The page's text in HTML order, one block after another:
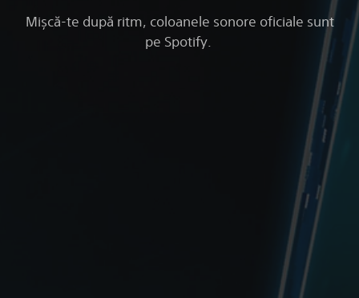
Mișcă-te după ritm, coloanele sonore oficiale sunt
pe Spotify.